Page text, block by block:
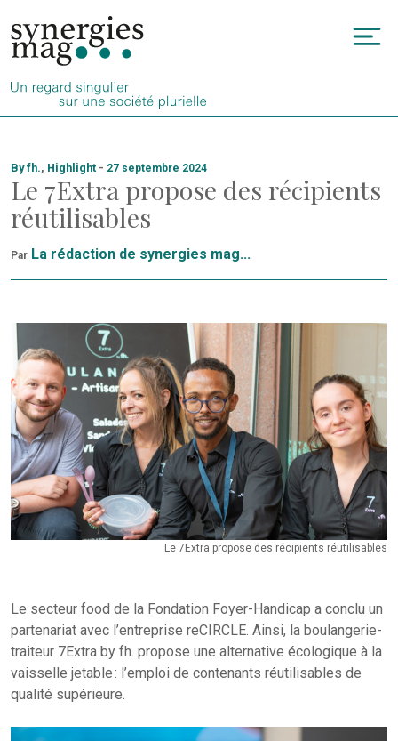
au
contenu
By fh., Highlight - 27 septembre 2024
Le 7Extra propose des récipients
réutilisables
Par La rédaction de synergies mag...
Le 7Extra propose des récipients réutilisables
Le secteur food de la Fondation Foyer-Handicap a conclu un
partenariat avec l’entreprise reCIRCLE. Ainsi, la boulangerie-
traiteur 7Extra by fh. propose une alternative écologique à la
vaisselle jetable : l’emploi de contenants réutilisables de
qualité supérieure.